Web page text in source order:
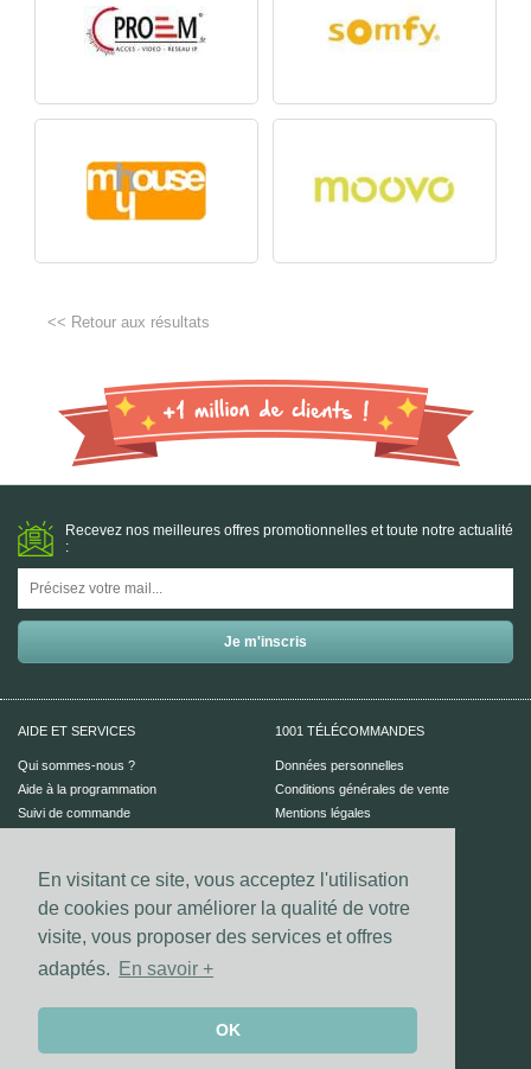
En visitant ce site, vous acceptez l'utilisation
de cookies pour améliorer la qualité de votre
visite, vous proposer des services et offres
adaptés.
En savoir +
OK
<< Retour aux résultats
Recevez nos meilleures offres promotionnelles et toute notre actualité
:
AIDE ET SERVICES
Qui sommes-nous ?
Aide à la programmation
Suivi de commande
1001 TÉLÉCOMMANDES
Données personnelles
Conditions générales de vente
Mentions légales
Vos coordonnées bancaires sont
Les paiements Visa et Mastercard sont
sécurisés grâce au dispositif 3D-secure.
UN CONSEIL ?
Nous contacter